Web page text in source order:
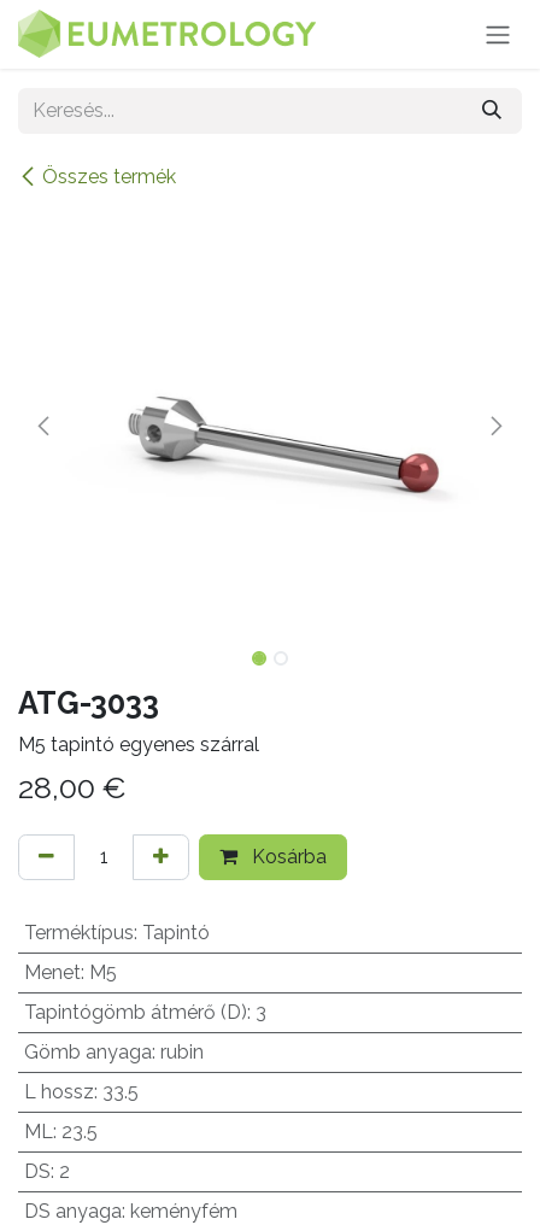
Kihagyás és továbblépés a tartalomhoz
Összes termék
ATG-3033
M5 tapintó egyenes szárral
28,00 €
Kosárba
Terméktípus: Tapintó
Menet: M5
Tapintógömb átmérő (D): 3
Gömb anyaga: rubin
L hossz: 33.5
ML: 23.5
DS: 2
DS anyaga: keményfém